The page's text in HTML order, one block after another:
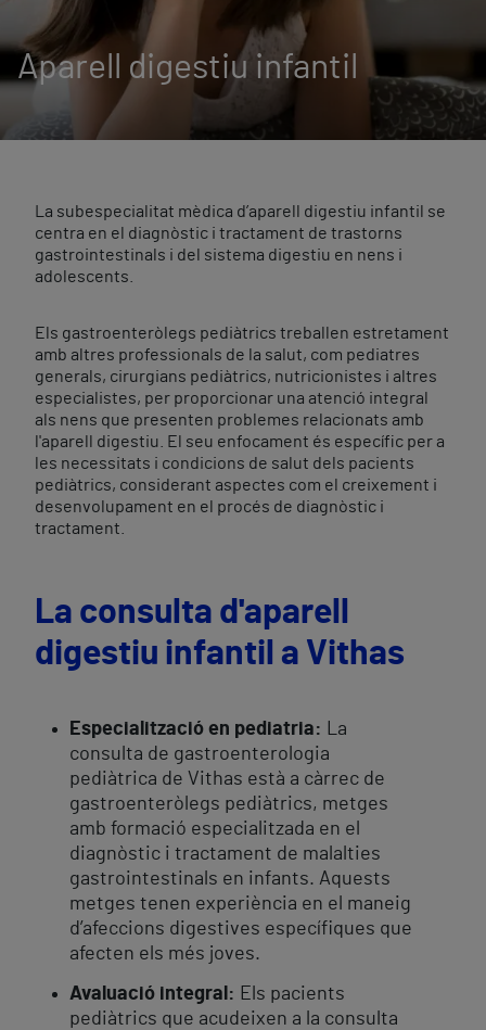
Aparell digestiu infantil
La subespecialitat mèdica d’aparell digestiu infantil se
centra en el diagnòstic i tractament de trastorns
gastrointestinals i del sistema digestiu en nens i
adolescents.
Els gastroenteròlegs pediàtrics treballen estretament
amb altres professionals de la salut, com pediatres
generals, cirurgians pediàtrics, nutricionistes i altres
especialistes, per proporcionar una atenció integral
als nens que presenten problemes relacionats amb
l'aparell digestiu. El seu enfocament és específic per a
les necessitats i condicions de salut dels pacients
pediàtrics, considerant aspectes com el creixement i
desenvolupament en el procés de diagnòstic i
tractament.
La consulta d'aparell
digestiu infantil a Vithas
Especialització en pediatria: La
consulta de gastroenterologia
pediàtrica de Vithas està a càrrec de
gastroenteròlegs pediàtrics, metges
amb formació especialitzada en el
diagnòstic i tractament de malalties
gastrointestinals en infants. Aquests
metges tenen experiència en el maneig
d’afeccions digestives específiques que
afecten els més joves.
Avaluació integral: Els pacients
pediàtrics que acudeixen a la consulta